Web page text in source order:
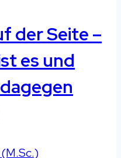
der Seite –
es und